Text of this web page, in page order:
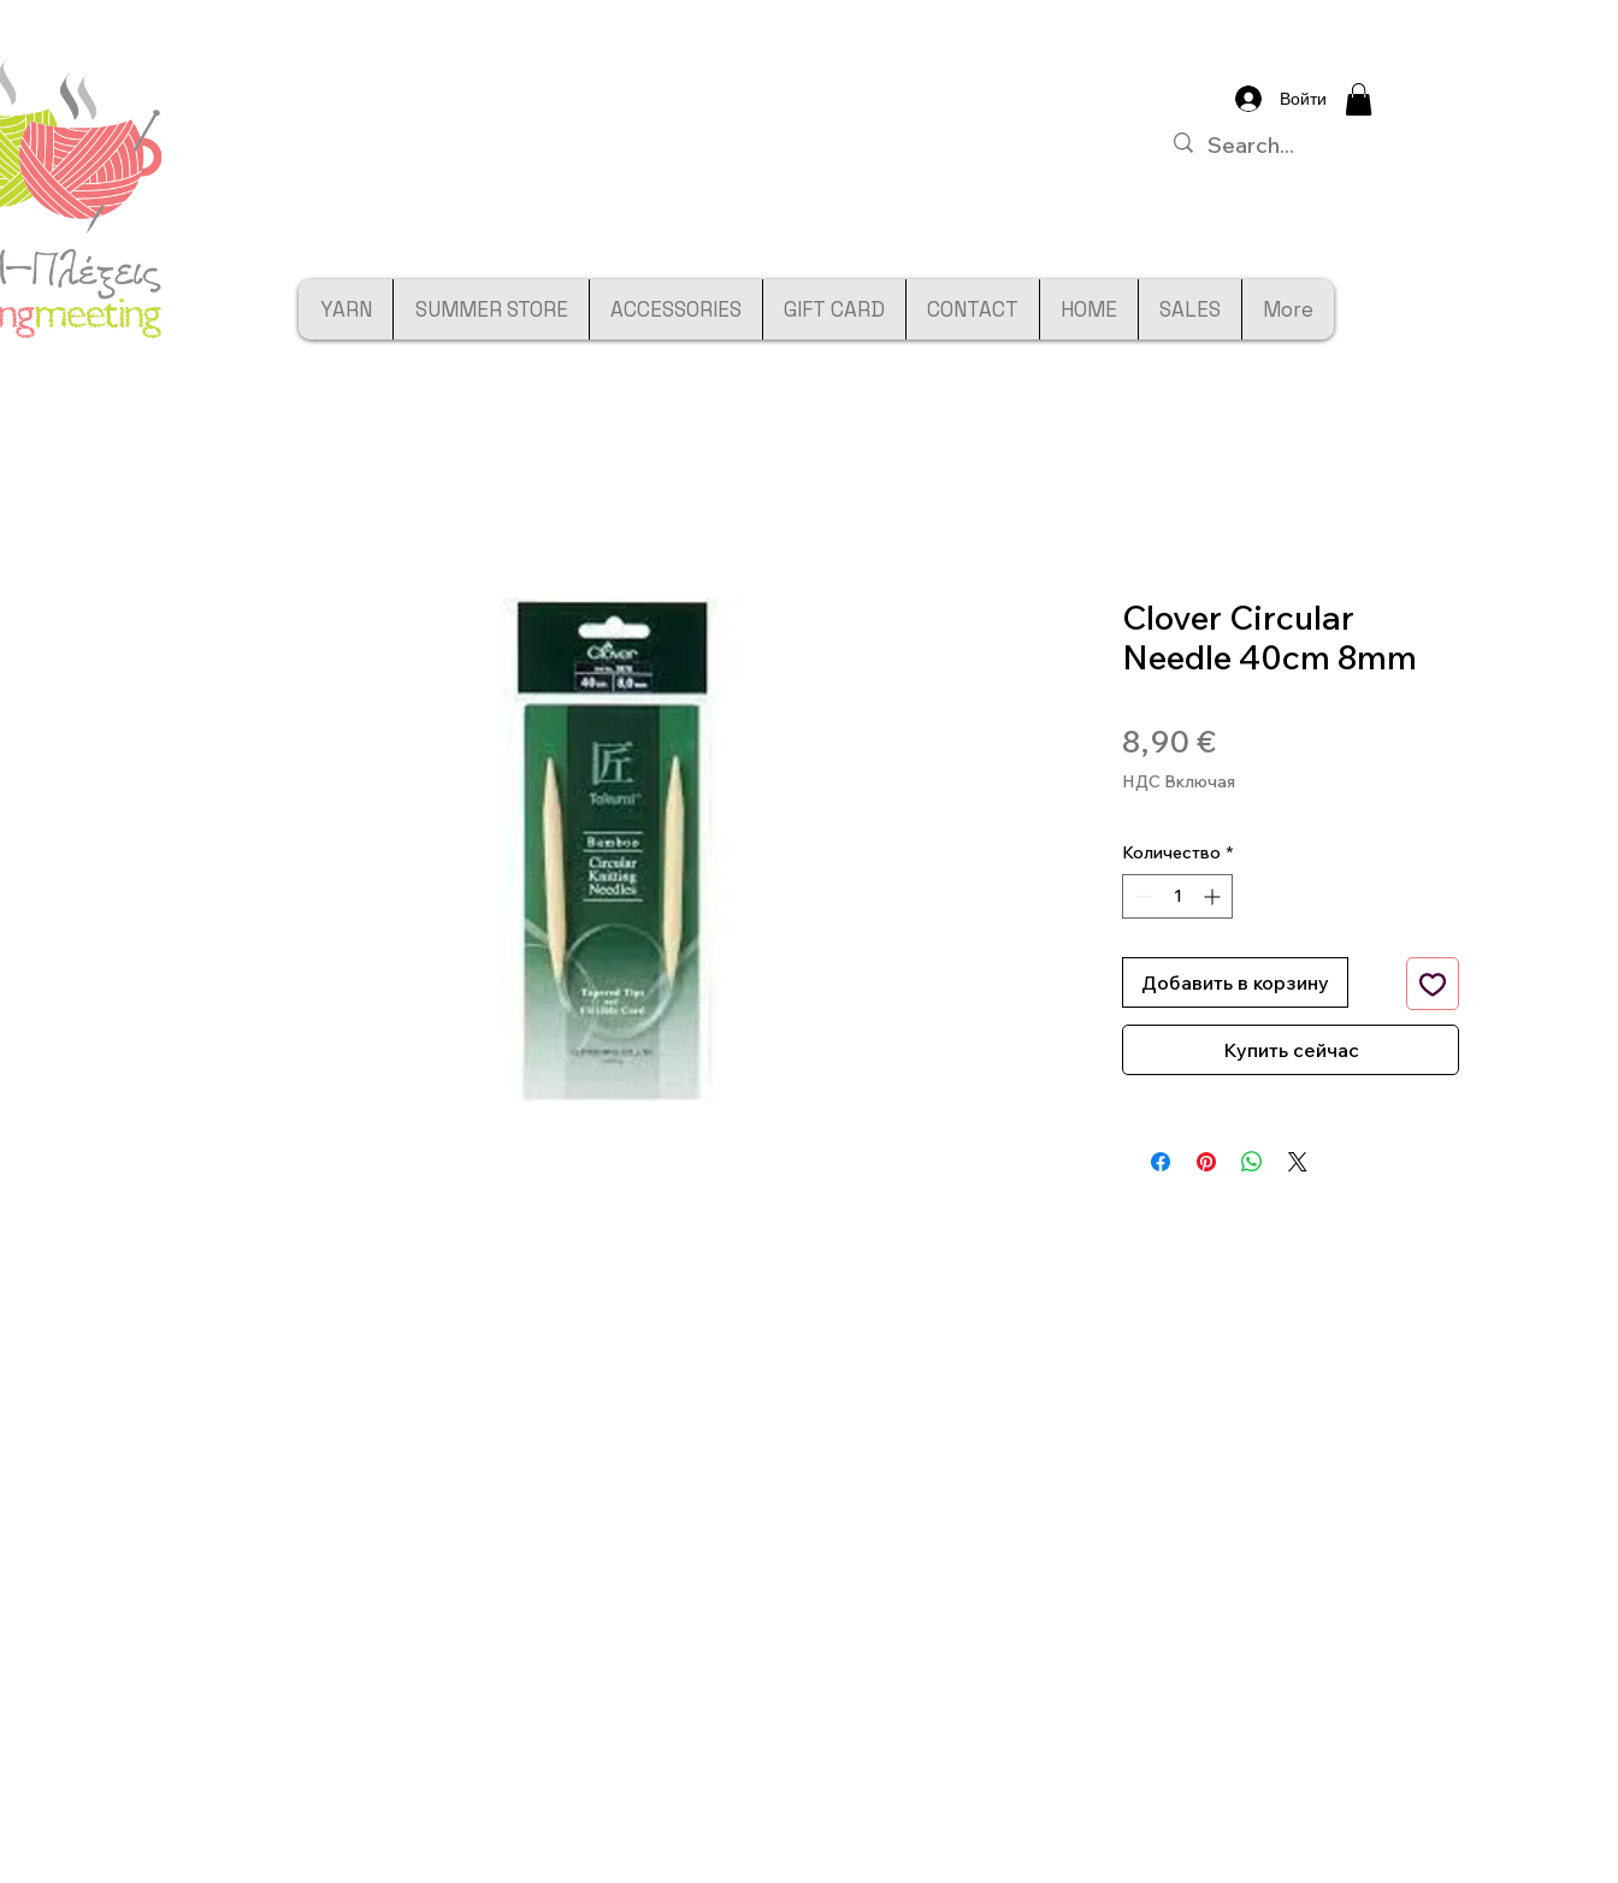
Войти
YARN SUMMER STORE ACCESSORIES GIFT CARD CONTACT HOME SALES More
Clover Circular
Needle 40cm 8mm
8,90 €Цена
НДС Включая
Количество *
Добавить в корзину
Купить сейчас